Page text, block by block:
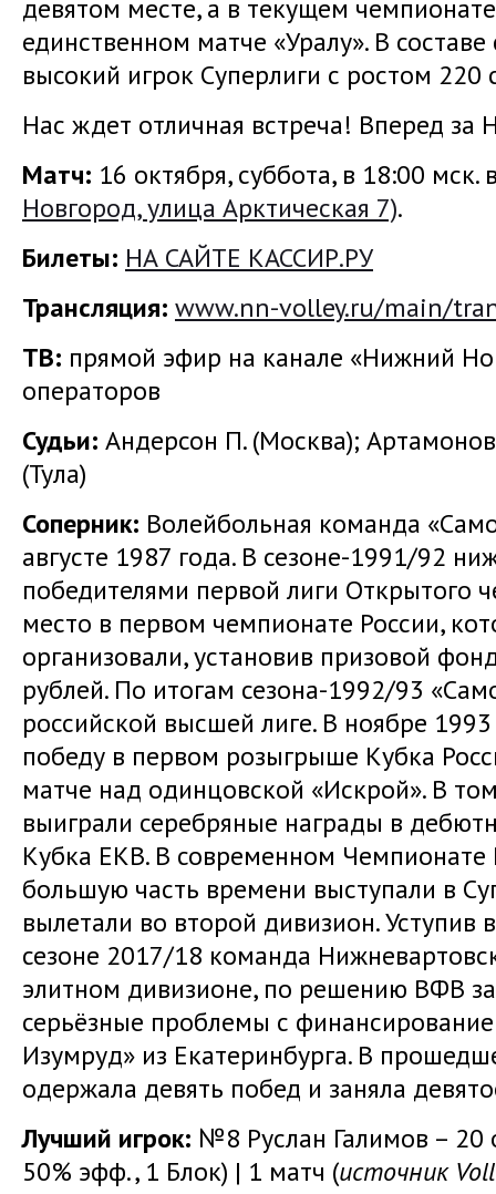
девятом месте, а в текущем
единственном матче «Уралу». В
высокий игрок Суперлиги с ростом 220
Нас ждет отличная встреча! Вперед
Матч: 16 октября, суббота, в 18:00 мск.
Новгород, улица Арктическая 7).
Билеты: НА САЙТЕ КАССИР.РУ
Трансляция: www.nn-volley.ru/main/
ТВ: прямой эфир на канале «Нижний
операторов
Судьи: Андерсон П. (Москва);
(Тула)
Соперник: Волейбольная команда
августе 1987 года. В сезоне-1991/92
победителями первой лиги Открытого
место в первом чемпионате России,
организовали, установив призовой
рублей. По итогам сезона-1992/93
российской высшей лиге. В ноябре
победу в первом розыгрыше Кубка
матче над одинцовской «Искрой». В
выиграли серебряные награды в
Кубка ЕКВ. В современном
большую часть времени выступали в
вылетали во второй дивизион. Уступив
сезоне 2017/18 команда
элитном дивизионе, по решению ВФВ
серьёзные проблемы с
Изумруд» из Екатеринбурга. В
одержала девять побед и заняла
Лучший игрок: №8 Руслан Галимов – 20
50% эфф., 1 Блок) | 1 матч (источник